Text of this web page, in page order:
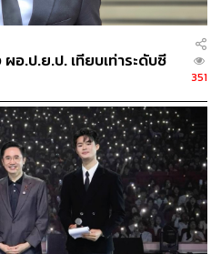
อ.ป.ย.ป. เทียบเท่าระดับซี
351